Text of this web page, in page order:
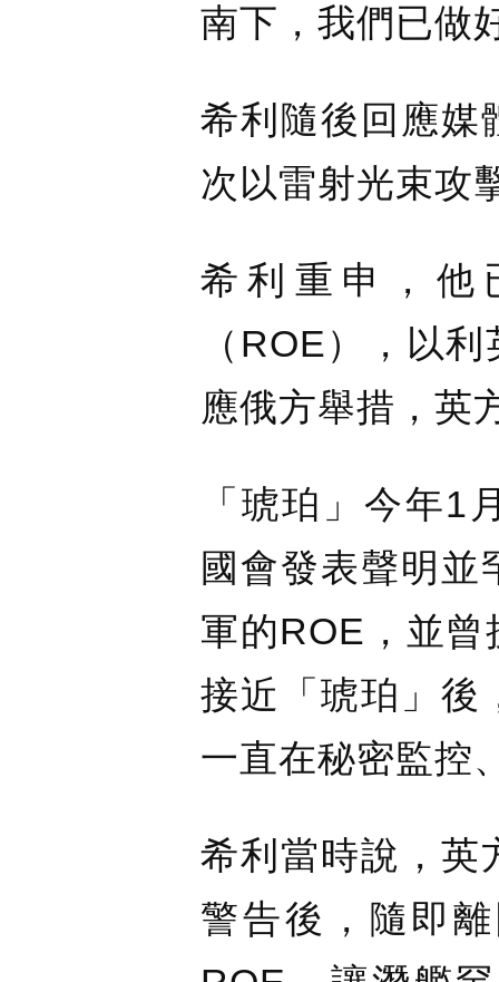
南下，我們已做
希利隨後回應媒
次以雷射光束攻
希利重申，他
（ROE），以
應俄方舉措，英
「琥珀」今年1
國會發表聲明並
軍的ROE，並
接近「琥珀」後
一直在秘密監控
希利當時說，英
警告後，隨即